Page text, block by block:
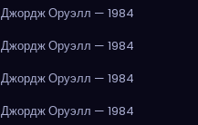
Джордж Оруэлл — 1984
Джордж Оруэлл — 1984
Джордж Оруэлл — 1984
Джордж Оруэлл — 1984